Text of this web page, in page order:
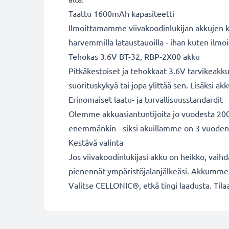
Taattu 1600mAh kapasiteetti
Ilmoittamamme viivakoodinlukijan akkujen
harvemmilla lataustauoilla - ihan kuten
Tehokas 3.6V BT-32, RBP-2X00 akku
Pitkäkestoiset ja tehokkaat 3.6V
suorituskykyä tai jopa ylittää sen. Lisäksi
Erinomaiset laatu- ja turvallisuusstandardit
Olemme akkuasiantuntijoita jo vuodesta
enemmänkin - siksi akuillamme on 3
Kestävä valinta
Jos viivakoodinlukijasi akku on heikko,
pienennät ympäristöjalanjälkeäsi.
Valitse CELLONIC®, etkä tingi laadusta.